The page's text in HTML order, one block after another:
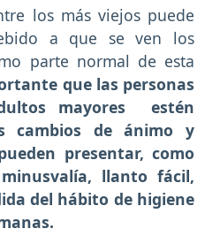
los más viejos puede
a que se ven los
parte normal de esta
que las personas
mayores estén
cambios de ánimo y
presentar, como
llanto fácil,
del hábito de higiene